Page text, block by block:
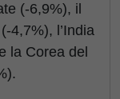
(-6,9%), il
4,7%), l’India
la Corea del